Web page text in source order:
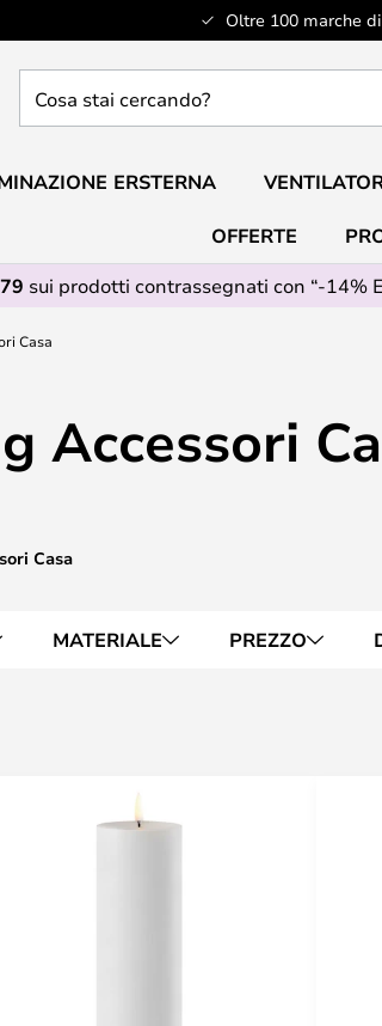
Oltre 100 marche
stai
ERSTERNA
OFFERTE
sui prodotti contrassegnati con “-14%
Casa
Accessori
Casa
MATERIALE PREZZO